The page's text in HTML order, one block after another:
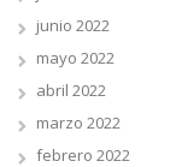
junio 2022
mayo 2022
abril 2022
marzo 2022
febrero 2022